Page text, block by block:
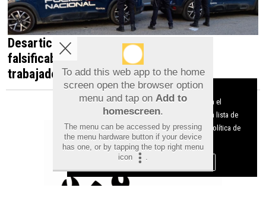
Desarticulada en Orihuela una red que
falsificaba documentos para contratar
trabajadores irregulares
To add this web app to the home
screen open the browser option
menu and tap on Add to
homescreen.
The menu can be accessed by pressing
the menu hardware button if your device
has one, or by tapping the top right menu
icon
.
Aviso sobre el Uso de cookies:
Utilizamos cookies nuestras y de terceros para el
funcionamiento del digital. Puedes consultar la lista de
cookies y como desconectarlas. Ver nuestra Política de
Privacidad y Cookies
Aceptar Cookies